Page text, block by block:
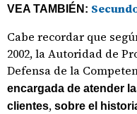
VEA TAMBIÉN:
Cabe recordar que
2002, la Autoridad de
Defensa de la
encargada de atender
clientes, sobre el